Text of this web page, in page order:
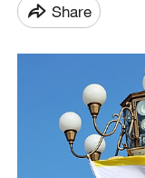
Share